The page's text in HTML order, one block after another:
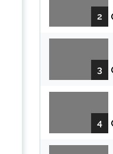
2
3
4